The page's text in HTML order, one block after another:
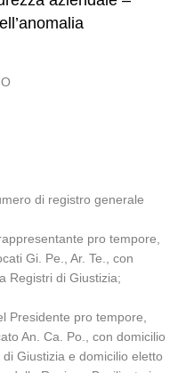
di registro generale
pro tempore,
Gi. Pe., Ar. Te., con
Registri di Giustizia;
Presidente pro tempore,
An. Ca. Po., con domicilio
Giustizia e domicilio eletto